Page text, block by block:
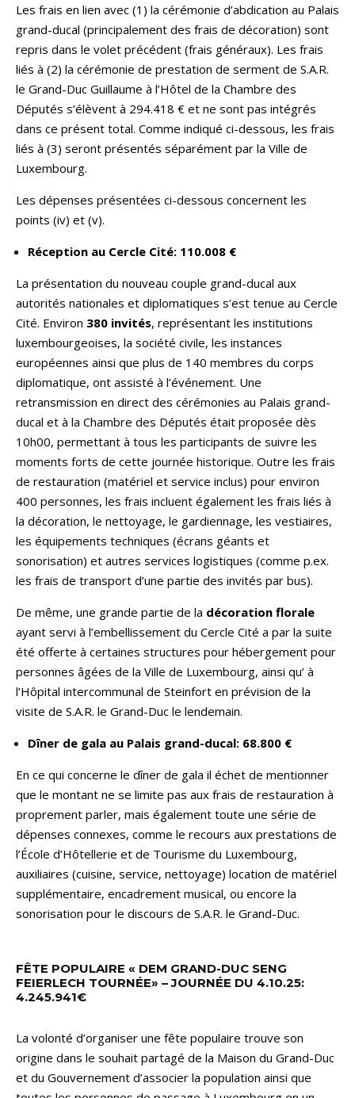
Les frais en lien avec (1) la cérémonie d’abdication au Palais
grand-ducal (principalement des frais de décoration) sont
repris dans le volet précédent (frais généraux). Les frais
liés à (2) la cérémonie de prestation de serment de S.A.R.
le Grand-Duc Guillaume à l’Hôtel de la Chambre des
Députés s’élèvent à 294.418 € et ne sont pas intégrés
dans ce présent total. Comme indiqué ci-dessous, les frais
liés à (3) seront présentés séparément par la Ville de
Luxembourg.
Les dépenses présentées ci-dessous concernent les
points (iv) et (v).
Réception au Cercle Cité: 110.008 €
La présentation du nouveau couple grand-ducal aux
autorités nationales et diplomatiques s’est tenue au Cercle
Cité. Environ 380 invités, représentant les institutions
luxembourgeoises, la société civile, les instances
européennes ainsi que plus de 140 membres du corps
diplomatique, ont assisté à l’événement. Une
retransmission en direct des cérémonies au Palais grand-
ducal et à la Chambre des Députés était proposée dès
10h00, permettant à tous les participants de suivre les
moments forts de cette journée historique. Outre les frais
de restauration (matériel et service inclus) pour environ
400 personnes, les frais incluent également les frais liés à
la décoration, le nettoyage, le gardiennage, les vestiaires,
les équipements techniques (écrans géants et
sonorisation) et autres services logistiques (comme p.ex.
les frais de transport d’une partie des invités par bus).
De même, une grande partie de la décoration florale
ayant servi à l’embellissement du Cercle Cité a par la suite
été offerte à certaines structures pour hébergement pour
personnes âgées de la Ville de Luxembourg, ainsi qu’ à
l’Hôpital intercommunal de Steinfort en prévision de la
visite de S.A.R. le Grand-Duc le lendemain.
Dîner de gala au Palais grand-ducal: 68.800 €
En ce qui concerne le dîner de gala il échet de mentionner
que le montant ne se limite pas aux frais de restauration à
proprement parler, mais également toute une série de
dépenses connexes, comme le recours aux prestations de
l’École d’Hôtellerie et de Tourisme du Luxembourg,
auxiliaires (cuisine, service, nettoyage) location de matériel
supplémentaire, encadrement musical, ou encore la
sonorisation pour le discours de S.A.R. le Grand-Duc.
FÊTE POPULAIRE « DEM GRAND-DUC SENG
FEIERLECH TOURNÉE» – JOURNÉE DU 4.10.25:
4.245.941€
La volonté d’organiser une fête populaire trouve son
origine dans le souhait partagé de la Maison du Grand-Duc
et du Gouvernement d’associer la population ainsi que